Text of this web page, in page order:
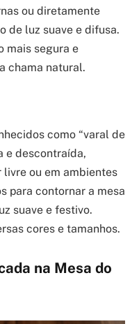
ou diretamente
de luz suave e difusa.
mais segura e
chama natural.
como “varal de
e descontraída,
livre ou em ambientes
para contornar a mesa
suave e festivo.
cores e tamanhos.
na Mesa do